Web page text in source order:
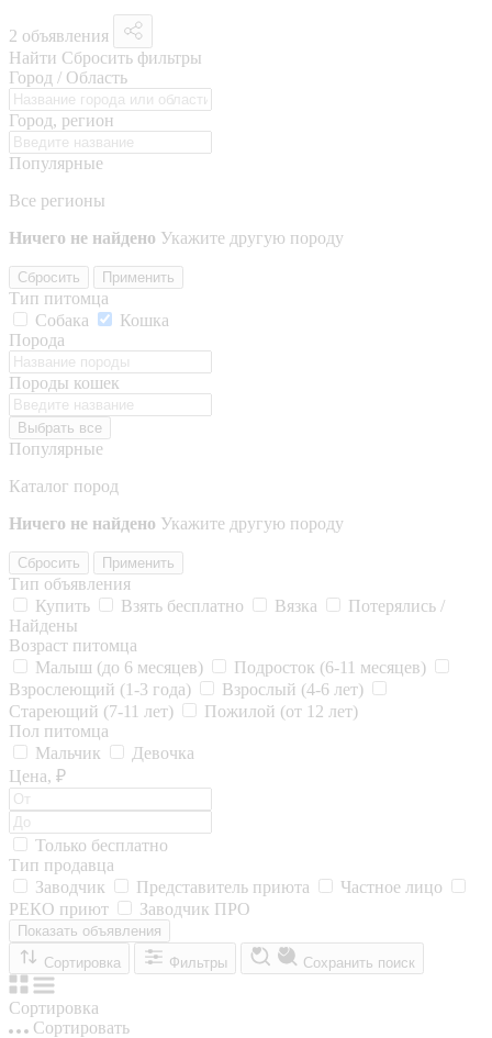
2 объявления
Найти Сбросить фильтры
Город / Область
Город, регион
Популярные
Все регионы
Ничего не найдено Укажите другую породу
Сбросить Применить
Тип питомца
Собака
Кошка
Порода
Породы кошек
Выбрать все
Популярные
Каталог пород
Ничего не найдено Укажите другую породу
Сбросить Применить
Тип объявления
Купить
Взять бесплатно Вязка
Потерялись /
Найдены
Возраст питомца
Малыш (до 6 месяцев)
Подросток (6-11 месяцев)
Взрослеющий (1-3 года)
Взрослый (4-6 лет)
Стареющий (7-11 лет)
Пожилой (от 12 лет)
Пол питомца
Мальчик
Девочка
Цена, ₽
Только бесплатно
Тип продавца
Заводчик
Представитель приюта
Частное лицо
РЕКО приют
Заводчик ПРО
Показать объявления
Сортировка
Фильтры Сохранить поиск
Сортировка
Сортировать